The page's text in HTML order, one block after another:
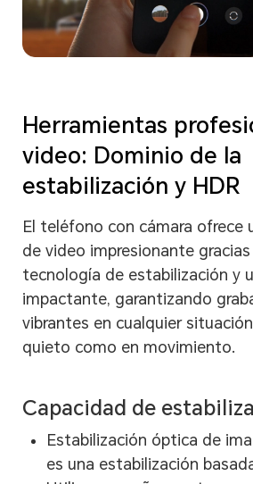
Herramientas
video: Dominio de la
estabilización y HDR
El teléfono con cámara ofrece
de video impresionante
tecnología de estabilización y
impactante, garantizando
vibrantes en cualquier
quieto como en movimiento.
Capacidad de
Estabilización óptica de
es una estabilización